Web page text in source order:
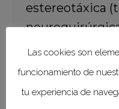
estereotáxica
sofisticada que
zonas
mediante una
Las cookies son
funcionamiento de
tu experiencia de